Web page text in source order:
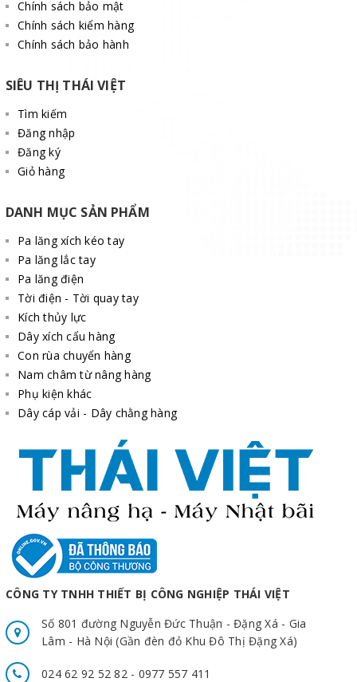
thuật đã được KIỂM ĐỊNH nghiêm ngặt là AN TOÀN cho người
sử dụng, Quý khách hãy liên hệ Thái Việt theo địa chỉ:
CÔNG TY TNHH THIẾT BỊ CÔNG NGHIỆP THÁI VIỆT
Trụ sở : Số 801 đường Nguyễn Đức Thuận - Đặng Xá - Gia Lâm -
Hà Nội
Điện thoại :024 62 92 52 82
Trân trọng cảm ơn Quý khách!
Chính sách bảo mật
Chính sách kiểm hàng
Chính sách bảo hành
SIÊU THỊ THÁI VIỆT
Tìm kiếm
Đăng nhập
Đăng ký
Giỏ hàng
DANH MỤC SẢN PHẨM
Pa lăng xích kéo tay
Pa lăng lắc tay
Pa lăng điện
Tời điện - Tời quay tay
Kích thủy lực
Dây xích cẩu hàng
Con rùa chuyển hàng
Nam châm từ nâng hàng
Phụ kiện khác
Dây cáp vải - Dây chằng hàng
CÔNG TY TNHH THIẾT BỊ CÔNG NGHIỆP THÁI VIỆT
Số 801 đường Nguyễn Đức Thuận - Đặng Xá - Gia
Lâm - Hà Nội (Gần đèn đỏ Khu Đô Thị Đặng Xá)
024 62 92 52 82 - 0977 557 411